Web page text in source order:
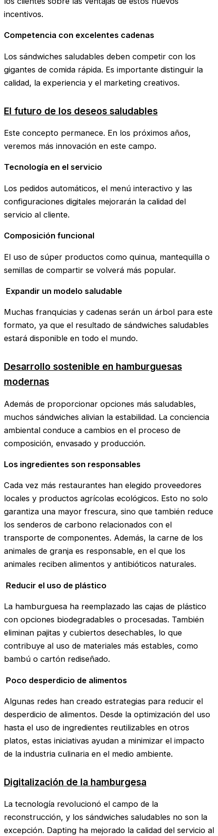
incentivos.
Competencia con excelentes cadenas
Los sándwiches saludables deben competir con los
gigantes de comida rápida. Es importante distinguir la
calidad, la experiencia y el marketing creativos.
El futuro de los deseos saludables
Este concepto permanece. En los próximos años,
veremos más innovación en este campo.
Tecnología en el servicio
Los pedidos automáticos, el menú interactivo y las
configuraciones digitales mejorarán la calidad del
servicio al cliente.
Composición funcional
El uso de súper productos como quinua, mantequilla o
semillas de compartir se volverá más popular.
Expandir un modelo saludable
Muchas franquicias y cadenas serán un árbol para este
formato, ya que el resultado de sándwiches saludables
estará disponible en todo el mundo.
Desarrollo sostenible en hamburguesas
modernas
Además de proporcionar opciones más saludables,
muchos sándwiches alivian la estabilidad. La conciencia
ambiental conduce a cambios en el proceso de
composición, envasado y producción.
Los ingredientes son responsables
Cada vez más restaurantes han elegido proveedores
locales y productos agrícolas ecológicos. Esto no solo
garantiza una mayor frescura, sino que también reduce
los senderos de carbono relacionados con el
transporte de componentes. Además, la carne de los
animales de granja es responsable, en el que los
animales reciben alimentos y antibióticos naturales.
Reducir el uso de plástico
La hamburguesa ha reemplazado las cajas de plástico
con opciones biodegradables o procesadas. También
eliminan pajitas y cubiertos desechables, lo que
contribuye al uso de materiales más estables, como
bambú o cartón rediseñado.
Poco desperdicio de alimentos
Algunas redes han creado estrategias para reducir el
desperdicio de alimentos. Desde la optimización del uso
hasta el uso de ingredientes reutilizables en otros
platos, estas iniciativas ayudan a minimizar el impacto
de la industria culinaria en el medio ambiente.
Digitalización de la hamburgesa
La tecnología revolucionó el campo de la
reconstrucción, y los sándwiches saludables no son la
excepción. Dapting ha mejorado la calidad del servicio al